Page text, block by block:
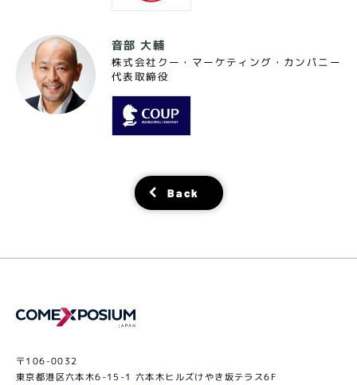
音部 大輔
株式会社クー・マーケティング・カンパニー
代表取締役
Back
〒106-0032
東京都港区六本木6-15-1 六本木ヒルズけやき坂テラス6F